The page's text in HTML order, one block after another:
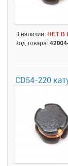
В наличии:НЕТ В
Код товара:
CD54-220